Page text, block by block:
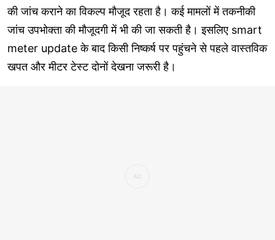
की जांच कराने का विकल्प मौजूद रहता है। कई मामलों में तकनीकी
जांच उपभोक्ता की मौजूदगी में भी की जा सकती है। इसलिए smart
meter update के बाद किसी निष्कर्ष पर पहुंचने से पहले वास्तविक
खपत और मीटर टेस्ट दोनों देखना जरूरी है।